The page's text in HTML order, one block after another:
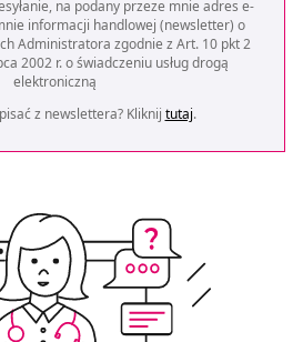
na podany przeze mnie adres e-
informacji handlowej (newsletter) o
Administratora zgodnie z Art. 10 pkt 2
2002 r. o świadczeniu usług drogą
elektroniczną
z newslettera? Kliknij tutaj.